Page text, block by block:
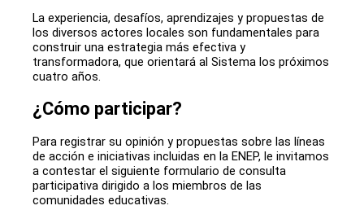
La experiencia, desafíos, aprendizajes y propuestas de
los diversos actores locales son fundamentales para
construir una estrategia más efectiva y
transformadora, que orientará al Sistema los próximos
cuatro años.
¿Cómo participar?
Para registrar su opinión y propuestas sobre las líneas
de acción e iniciativas incluidas en la ENEP, le invitamos
a contestar el siguiente formulario de consulta
participativa dirigido a los miembros de las
comunidades educativas.